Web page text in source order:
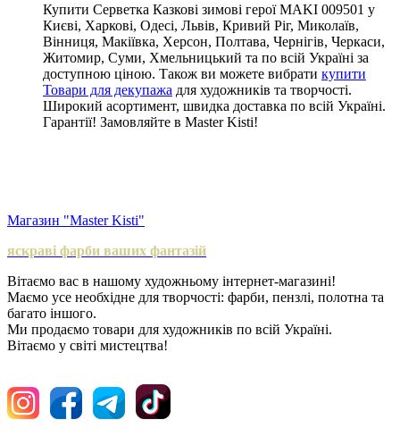
Купити Серветка Казкові зимові герої MAKI 009501 у
Києві, Харкові, Одесі, Львів, Кривий Ріг, Миколаїв,
Вінниця, Макіївка, Херсон, Полтава, Чернігів, Черкаси,
Житомир, Суми, Хмельницький та по всій Україні за
доступною ціною. Також ви можете вибрати купити
Товари для декупажа для художників та творчості.
Широкий асортимент, швидка доставка по всій Україні.
Гарантії! Замовляйте в Master Kisti!
Магазин "Master Kisti"
яскраві фарби ваших фантазій
Вітаємо вас в нашому художньому інтернет-магазині!
Маємо усе необхідне для творчості: фарби, пензлі, полотна та
багато іншого.
Ми продаємо товари для художників по всій Україні.
Вітаємо у світі мистецтва!